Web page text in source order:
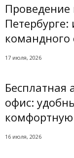
Проведение
Петербурге:
командного
17 июля, 2026
офис:
16 июля, 2026